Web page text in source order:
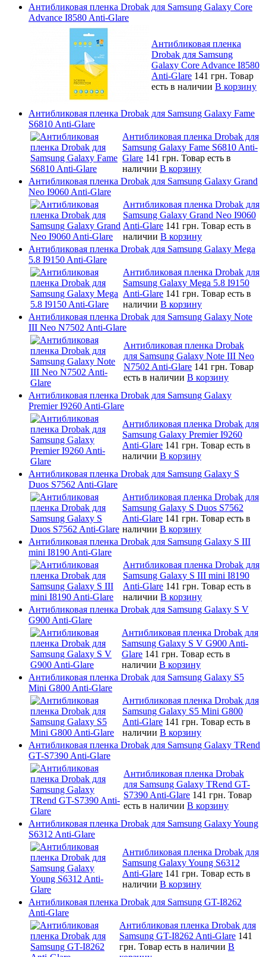
Антибликовая пленка Drobak для Samsung Galaxy Core
Advance I8580 Anti-Glare
Антибликовая пленка
Drobak для Samsung
Galaxy Core Advance I8580
Anti-Glare 141 грн. Товар
есть в наличии В корзину
Антибликовая пленка Drobak для Samsung Galaxy Fame
S6810 Anti-Glare
Антибликовая пленка Drobak для
Samsung Galaxy Fame S6810 Anti-
Glare 141 грн. Товар есть в
наличии В корзину
Антибликовая пленка Drobak для Samsung Galaxy Grand
Neo I9060 Anti-Glare
Антибликовая пленка Drobak для
Samsung Galaxy Grand Neo I9060
Anti-Glare 141 грн. Товар есть в
наличии В корзину
Антибликовая пленка Drobak для Samsung Galaxy Mega
5.8 I9150 Anti-Glare
Антибликовая пленка Drobak для
Samsung Galaxy Mega 5.8 I9150
Anti-Glare 141 грн. Товар есть в
наличии В корзину
Антибликовая пленка Drobak для Samsung Galaxy Note
III Neo N7502 Anti-Glare
Антибликовая пленка Drobak
для Samsung Galaxy Note III Neo
N7502 Anti-Glare 141 грн. Товар
есть в наличии В корзину
Антибликовая пленка Drobak для Samsung Galaxy
Premier I9260 Anti-Glare
Антибликовая пленка Drobak для
Samsung Galaxy Premier I9260
Anti-Glare 141 грн. Товар есть в
наличии В корзину
Антибликовая пленка Drobak для Samsung Galaxy S
Duos S7562 Anti-Glare
Антибликовая пленка Drobak для
Samsung Galaxy S Duos S7562
Anti-Glare 141 грн. Товар есть в
наличии В корзину
Антибликовая пленка Drobak для Samsung Galaxy S III
mini I8190 Anti-Glare
Антибликовая пленка Drobak для
Samsung Galaxy S III mini I8190
Anti-Glare 141 грн. Товар есть в
наличии В корзину
Антибликовая пленка Drobak для Samsung Galaxy S V
G900 Anti-Glare
Антибликовая пленка Drobak для
Samsung Galaxy S V G900 Anti-
Glare 141 грн. Товар есть в
наличии В корзину
Антибликовая пленка Drobak для Samsung Galaxy S5
Mini G800 Anti-Glare
Антибликовая пленка Drobak для
Samsung Galaxy S5 Mini G800
Anti-Glare 141 грн. Товар есть в
наличии В корзину
Антибликовая пленка Drobak для Samsung Galaxy TRend
GT-S7390 Anti-Glare
Антибликовая пленка Drobak
для Samsung Galaxy TRend GT-
S7390 Anti-Glare 141 грн. Товар
есть в наличии В корзину
Антибликовая пленка Drobak для Samsung Galaxy Young
S6312 Anti-Glare
Антибликовая пленка Drobak для
Samsung Galaxy Young S6312
Anti-Glare 141 грн. Товар есть в
наличии В корзину
Антибликовая пленка Drobak для Samsung GT-I8262
Anti-Glare
Антибликовая пленка Drobak для
Samsung GT-I8262 Anti-Glare 141
грн. Товар есть в наличии В